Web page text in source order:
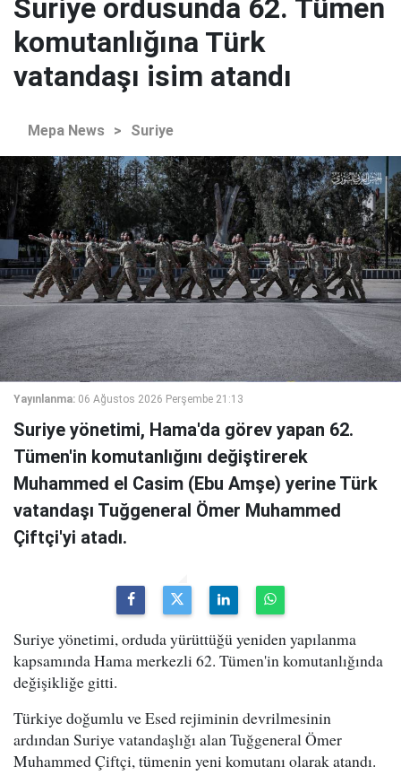
Suriye ordusunda 62. Tümen
komutanlığına Türk
vatandaşı isim atandı
Mepa News > Suriye
Yayınlanma: 06 Ağustos 2026 Perşembe 21:13
Suriye yönetimi, Hama'da görev yapan 62.
Tümen'in komutanlığını değiştirerek
Muhammed el Casim (Ebu Amşe) yerine Türk
vatandaşı Tuğgeneral Ömer Muhammed
Çiftçi'yi atadı.
Suriye yönetimi, orduda yürüttüğü yeniden yapılanma
kapsamında Hama merkezli 62. Tümen'in komutanlığında
değişikliğe gitti.
Türkiye doğumlu ve Esed rejiminin devrilmesinin
ardından Suriye vatandaşlığı alan Tuğgeneral Ömer
Muhammed Çiftçi, tümenin yeni komutanı olarak atandı.